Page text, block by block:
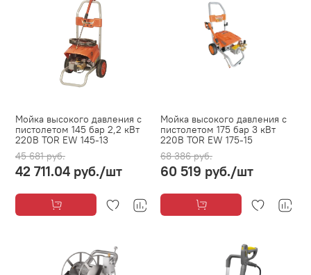
Мойка высокого давления с
пистолетом 145 бар 2,2 кВт
220В TOR EW 145-13
45 681 руб.
42 711.04 руб./шт
Мойка высокого давления с
пистолетом 175 бар 3 кВт
220В TOR EW 175-15
68 386 руб.
60 519 руб./шт